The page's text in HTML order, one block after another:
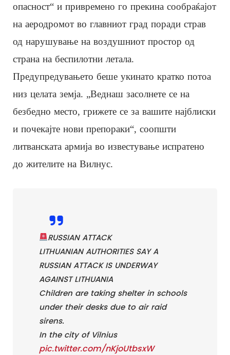
опасност“ и привремено го прекина сообраќајот
на аеродромот во главниот град поради страв
од нарушување на воздушниот простор од
страна на беспилотни летала.
Предупредувањето беше укинато кратко потоа
низ целата земја. „Веднаш засолнете се на
безбедно место, грижете се за вашите најблиски
и почекајте нови препораки“, соопшти
литванската армија во известување испратено
до жителите на Вилнус.
RUSSIAN ATTACK
LITHUANIAN AUTHORITIES SAY A
RUSSIAN ATTACK IS UNDERWAY
AGAINST LITHUANIA
Children are taking shelter in schools
under their desks due to air raid
sirens.
In the city of Vilnius
pic.twitter.com/nKjoUtbsxW